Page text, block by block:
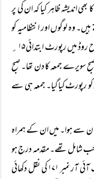
ظاہر کیا کہ ان کی پر
وہ لوگوں اور انتظامیہ کو
اس بارے میں خبر دار کرتے رہے۔ وقوعہ کی نسبت تھانہ جناح روڈ میں رپورٹ ابتدائی ۱۵؍
صبح سویرے جمعہ کا دن تھا۔ صبح
رپورٹ کیاگیا۔ جمعہ ہی سے
مہربان سے ہوا۔ میں ان کے ہمراہ
شامل تھے۔ مقدمہ درج ہو
چکا تھا۔ ملزم گرفتار تھا۔ تفتیش کا مرحلہ درپیش تھا۔ درج ایف آئی آر نمبر ۱۷۱ کی نقل دکھائی